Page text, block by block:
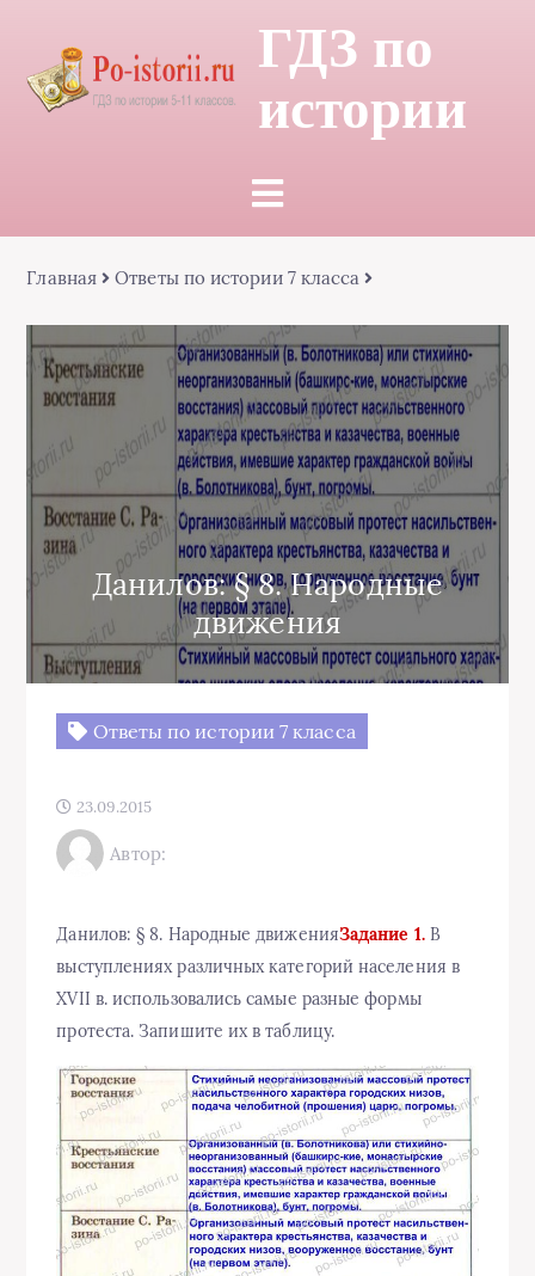
ГДЗ по
истории
Главная Ответы по истории 7 класса
Данилов: § 8. Народные
движения
Ответы по истории 7 класса
23.09.2015
Автор:
Данилов: § 8. Народные движенияЗадание 1.В
выступлениях различных категорий населения в
XVII в. использовались самые разные формы
протеста. Запишите их в таблицу.